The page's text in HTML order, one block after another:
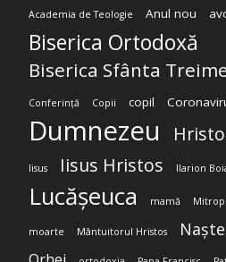
Academia de Teologie Anul nou
Biserica Ortodoxă
Biserica Sfânta
Conferință Copii copil
Dumnezeu
Iisus Iisus Hristos Ilarion
Lucășeuca mamă
moarte Mântuitorul Hristos